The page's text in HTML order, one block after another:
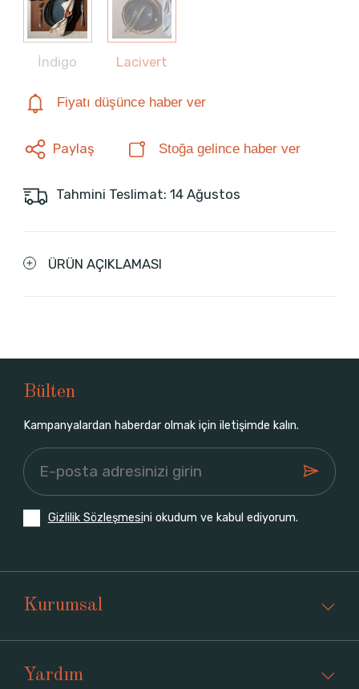
İndigo Lacivert
Fiyatı düşünce haber ver
Paylaş Stoğa gelince haber ver
Tahmini Teslimat: 14 Ağustos
ÜRÜN AÇIKLAMASI
Bülten
Kampanyalardan haberdar olmak için iletişimde kalın.
Gizlilik Sözleşmesini okudum ve kabul ediyorum.
Kurumsal
Yardım